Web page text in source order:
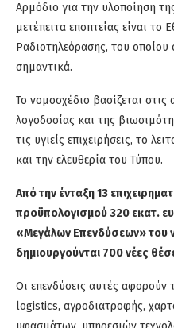
Αρμόδιο για την υλοποίηση
μετέπειτα εποπτείας είναι το
Ραδιοτηλεόρασης, του οποίου
σημαντικά.
Το νομοσχέδιο βασίζεται στις
λογοδοσίας και της
τις υγιείς επιχειρήσεις, το
και την ελευθερία του Τύπου.
Από την ένταξη 13
προϋπολογισμού 320 εκατ.
«Μεγάλων Επενδύσεων»του
δημιουργούνται 700 νέες
Οι επενδύσεις αυτές αφορούν
logistics, αγροδιατροφής,